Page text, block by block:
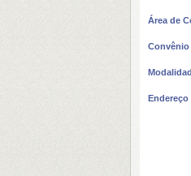
Área de
Convênio